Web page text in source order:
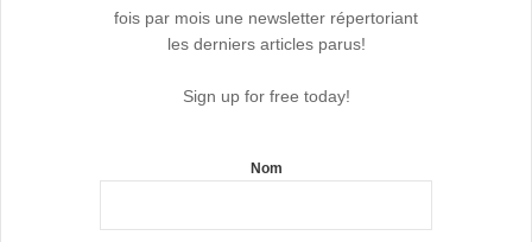
fois par mois une newsletter répertoriant
les derniers articles parus!
Sign up for free today!
Nom